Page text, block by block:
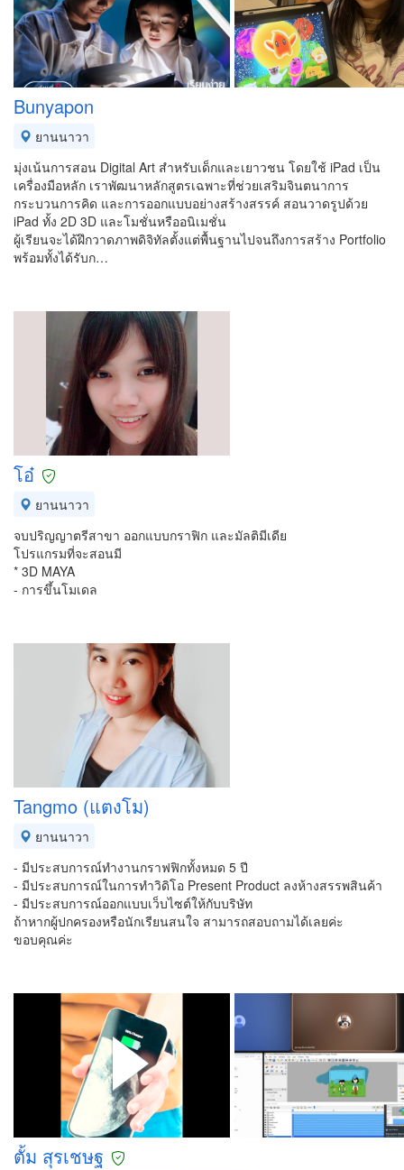
Bunyapon
ยานนาวา
มุ่งเน้นการสอน Digital Art สำหรับเด็กและเยาวชน โดยใช้ iPad เป็น
เครื่องมือหลัก เราพัฒนาหลักสูตรเฉพาะที่ช่วยเสริมจินตนาการ
กระบวนการคิด และการออกแบบอย่างสร้างสรรค์ สอนวาดรูปด้วย
iPad ทั้ง 2D 3D และโมชั่นหรืออนิเมชั่น
ผู้เรียนจะได้ฝึกวาดภาพดิจิทัลตั้งแต่พื้นฐานไปจนถึงการสร้าง Portfolio
พร้อมทั้งได้รับก…
โอ๋
ยานนาวา
จบปริญญาตรีสาขา ออกแบบกราฟิก และมัลติมีเดีย
โปรแกรมที่จะสอนมี
* 3D MAYA
- การขึ้นโมเดล
Tangmo (แตงโม)
ยานนาวา
- มีประสบการณ์ทำงานกราฟฟิกทั้งหมด 5 ปี
- มีประสบการณ์ในการทำวิดิโอ Present Product ลงห้างสรรพสินค้า
- มีประสบการณ์ออกแบบเว็บไซต์ให้กับบริษัท
ถ้าหากผู้ปกครองหรือนักเรียนสนใจ สามารถสอบถามได้เลยค่ะ
ขอบคุณค่ะ
ตั้ม สุรเชษฐ